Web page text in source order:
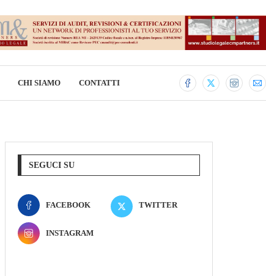
CHI SIAMO CONTATTI
SEGUCI SU
FACEBOOK TWITTER
INSTAGRAM